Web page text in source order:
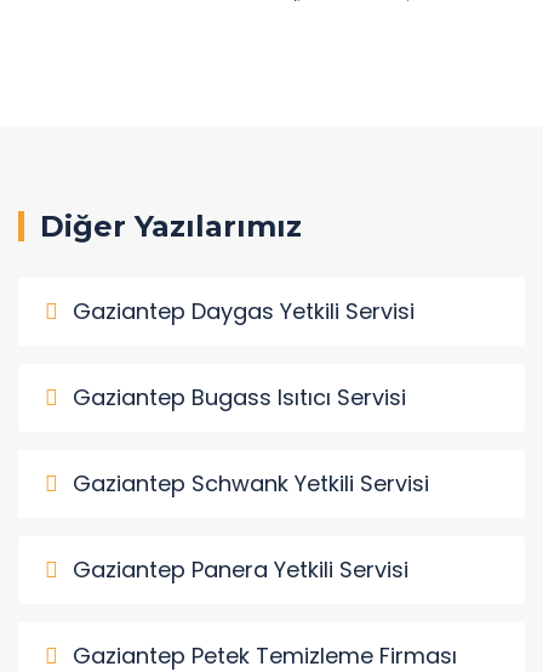
Diğer Yazılarımız
Gaziantep Daygas Yetkili Servisi
Gaziantep Bugass Isıtıcı Servisi
Gaziantep Schwank Yetkili Servisi
Gaziantep Panera Yetkili Servisi
Gaziantep Petek Temizleme Firması